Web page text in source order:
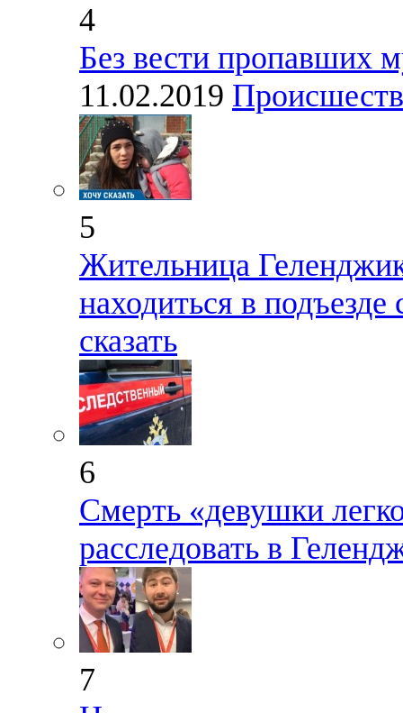
4
Без вести пропавших
11.02.2019
5
Жительница
находиться в подъезде
сказать
6
Смерть «девушки
расследовать в
7